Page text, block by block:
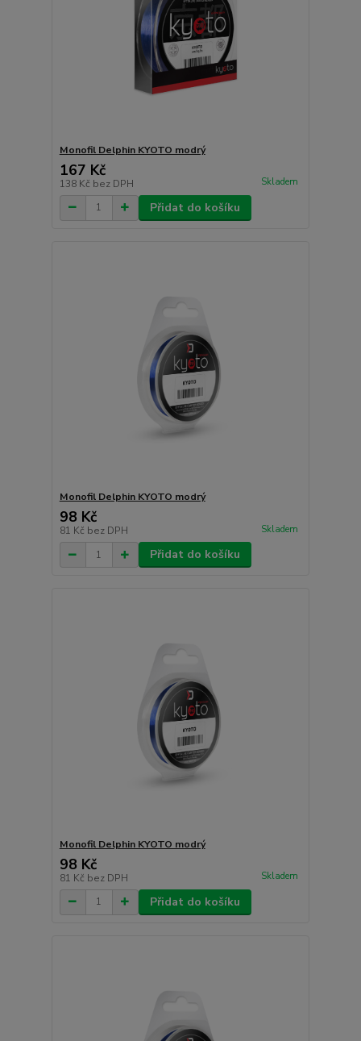
Monofil Delphin KYOTO modrý
167 Kč
138 Kč bez DPH Skladem
Přidat do košíku
Monofil Delphin KYOTO modrý
98 Kč
81 Kč bez DPH Skladem
Přidat do košíku
Monofil Delphin KYOTO modrý
98 Kč
81 Kč bez DPH Skladem
Přidat do košíku